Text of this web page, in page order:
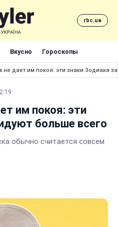
rbc.ua
Вкусно Гороскопы
не дает им покоя: эти знаки Зодиака
им покоя: эти
больше всего
обычно считается совсем